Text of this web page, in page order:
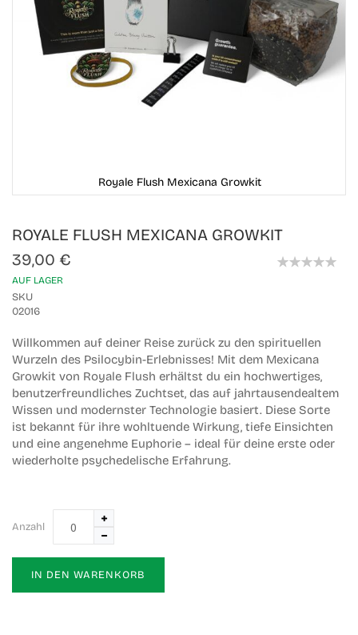
ROYALE FLUSH MEXICANA GROWKIT
39,00 €
AUF LAGER
SKU
02016
Willkommen auf deiner Reise zurück zu den spirituellen
Wurzeln des Psilocybin-Erlebnisses! Mit dem Mexicana
Growkit von Royale Flush erhältst du ein hochwertiges,
benutzerfreundliches Zuchtset, das auf jahrtausendealtem
Wissen und modernster Technologie basiert. Diese Sorte
ist bekannt für ihre wohltuende Wirkung, tiefe Einsichten
und eine angenehme Euphorie – ideal für deine erste oder
wiederholte psychedelische Erfahrung.
Anzahl
IN DEN WARENKORB
Royale Flush Mexicana Growkit
to
beginning
of
images
gallery